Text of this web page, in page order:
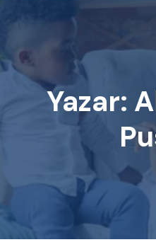
Yazar: